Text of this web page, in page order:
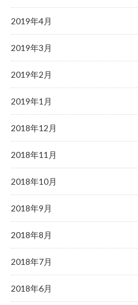
2019年4月
2019年3月
2019年2月
2019年1月
2018年12月
2018年11月
2018年10月
2018年9月
2018年8月
2018年7月
2018年6月